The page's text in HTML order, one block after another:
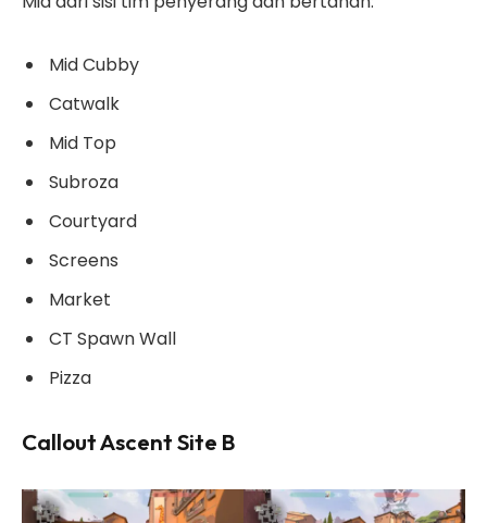
Mid Cubby
Catwalk
Mid Top
Subroza
Courtyard
Screens
Market
CT Spawn Wall
Pizza
Callout Ascent Site B